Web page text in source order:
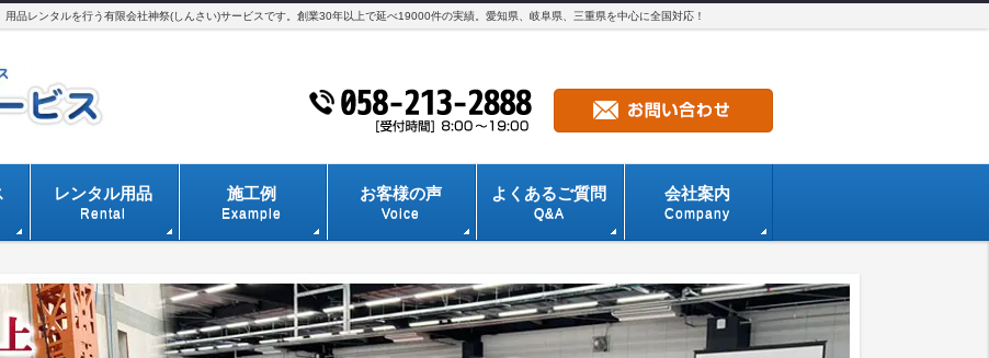
品レンタルを行う有限会社神祭(しんさい)サービスです。創業30年以上で延べ19000件の実績。愛知県、岐阜県、三重県を中心に全国対応！
レンタル用品
Rental
施工例
Example
お客様の声
Voice
よくあるご質問
Q&A
会社案内
Company